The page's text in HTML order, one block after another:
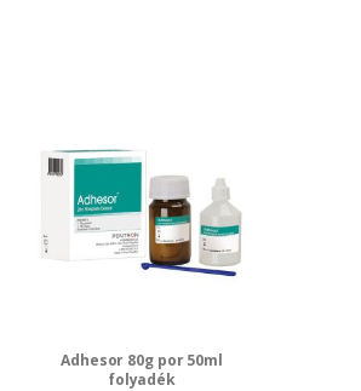
Adhesor 80g por 50ml
folyadék